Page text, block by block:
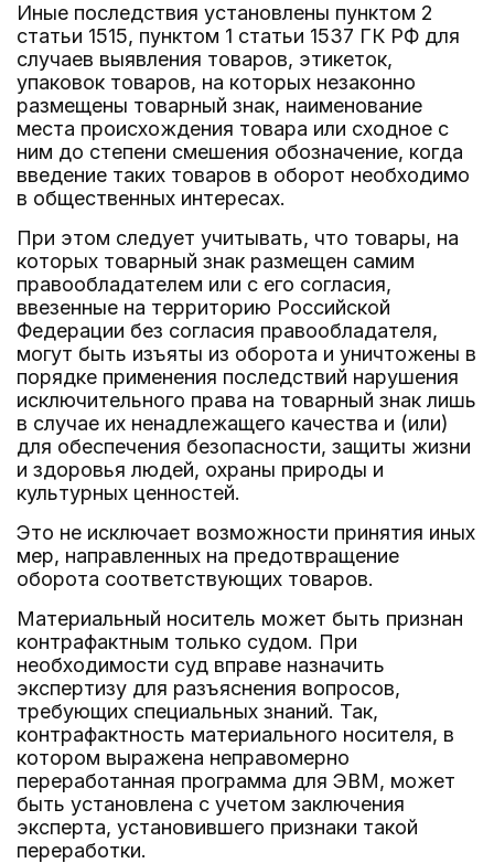
Иные последствия установлены пунктом 2
статьи 1515, пунктом 1 статьи 1537 ГК РФ для
случаев выявления товаров, этикеток,
упаковок товаров, на которых незаконно
размещены товарный знак, наименование
места происхождения товара или сходное с
ним до степени смешения обозначение, когда
введение таких товаров в оборот необходимо
в общественных интересах.
При этом следует учитывать, что товары, на
которых товарный знак размещен самим
правообладателем или с его согласия,
ввезенные на территорию Российской
Федерации без согласия правообладателя,
могут быть изъяты из оборота и уничтожены в
порядке применения последствий нарушения
исключительного права на товарный знак лишь
в случае их ненадлежащего качества и (или)
для обеспечения безопасности, защиты жизни
и здоровья людей, охраны природы и
культурных ценностей.
Это не исключает возможности принятия иных
мер, направленных на предотвращение
оборота соответствующих товаров.
Материальный носитель может быть признан
контрафактным только судом. При
необходимости суд вправе назначить
экспертизу для разъяснения вопросов,
требующих специальных знаний. Так,
контрафактность материального носителя, в
котором выражена неправомерно
переработанная программа для ЭВМ, может
быть установлена с учетом заключения
эксперта, установившего признаки такой
переработки.